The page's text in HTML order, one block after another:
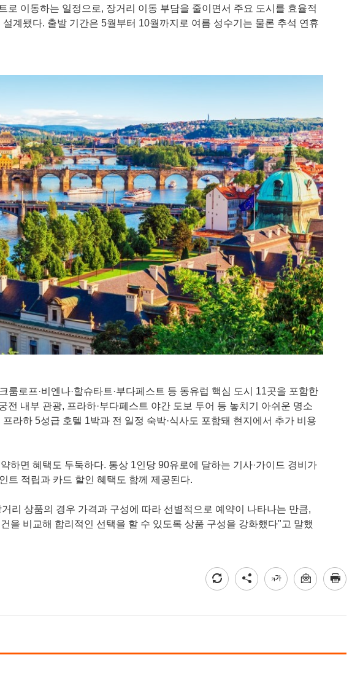
로 이동하는 일정으로, 장거리 이동 부담을 줄이면서 주요 도시를 효율적
설계됐다. 출발 기간은 5월부터 10월까지로 여름 성수기는 물론 추석 연휴
룸로프·비엔나·할슈타트·부다페스트 등 동유럽 핵심 도시 11곳을 포함한
전 내부 관광, 프라하·부다페스트 야간 도보 투어 등 놓치기 아쉬운 명소
라하 5성급 호텔 1박과 전 일정 숙박·식사도 포함돼 현지에서 추가 비용
하면 혜택도 두둑하다. 통상 1인당 90유로에 달하는 기사·가이드 경비가
트 적립과 카드 할인 혜택도 함께 제공된다.
리 상품의 경우 가격과 구성에 따라 선별적으로 예약이 나타나는 만큼,
을 비교해 합리적인 선택을 할 수 있도록 상품 구성을 강화했다"고 말했